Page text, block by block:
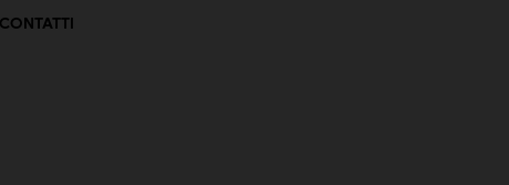
CONTATTI